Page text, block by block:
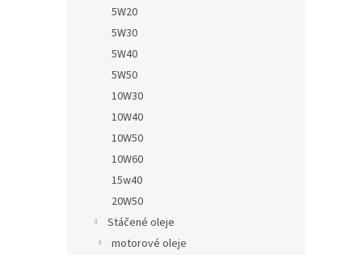
5W20
5W30
5W40
5W50
10W30
10W40
10W50
10W60
15w40
20W50
Stáčené oleje
motorové oleje